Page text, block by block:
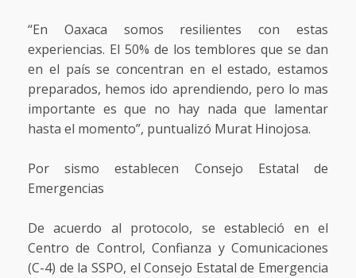
“En Oaxaca somos resilientes con estas
experiencias. El 50% de los temblores que se dan
en el país se concentran en el estado, estamos
preparados, hemos ido aprendiendo, pero lo mas
importante es que no hay nada que lamentar
hasta el momento”, puntualizó Murat Hinojosa.
Por sismo establecen Consejo Estatal de
Emergencias
De acuerdo al protocolo, se estableció en el
Centro de Control, Confianza y Comunicaciones
(C-4) de la SSPO, el Consejo Estatal de Emergencia